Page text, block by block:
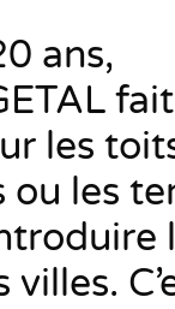
ans,
les
ou les
villes.